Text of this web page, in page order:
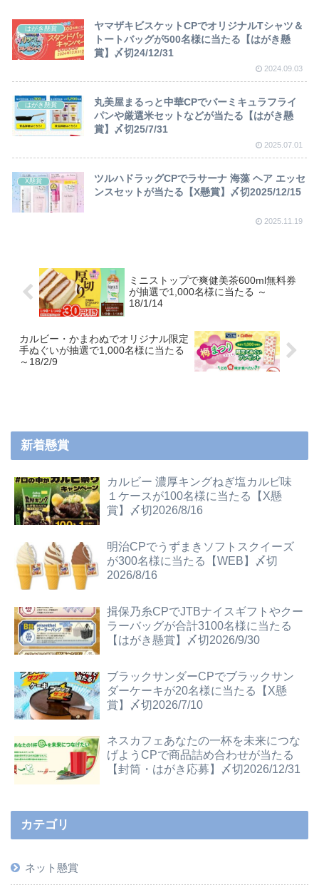
はがき懸賞
ヤマザキビスケットCPでオリジナルTシャツ＆
トートバッグが500名様に当たる【はがき懸
賞】〆切24/12/31
2024.09.03
はがき懸賞
丸美屋まるっと中華CPでバーミキュラフライ
パンや厳選米セットなどが当たる【はがき懸
賞】〆切25/7/31
2025.07.01
X懸賞
ツルハドラッグCPでラサーナ 海藻 ヘア エッセ
ンスセットが当たる【X懸賞】〆切2025/12/15
2025.11.19
ミニストップで爽健美茶600ml無料券
が抽選で1,000名様に当たる ～
18/1/14
カルビー・かまわぬでオリジナル限定
手ぬぐいが抽選で1,000名様に当たる
～18/2/9
新着懸賞
カルビー 濃厚キングねぎ塩カルビ味
１ケースが100名様に当たる【X懸
賞】〆切2026/8/16
明治CPでうずまきソフトスクイーズ
が300名様に当たる【WEB】〆切
2026/8/16
揖保乃糸CPでJTBナイスギフトやクー
ラーバッグが合計3100名様に当たる
【はがき懸賞】〆切2026/9/30
ブラックサンダーCPでブラックサン
ダーケーキが20名様に当たる【X懸
賞】〆切2026/7/10
ネスカフェあなたの一杯を未来につな
げようCPで商品詰め合わせが当たる
【封筒・はがき応募】〆切2026/12/31
カテゴリ
ネット懸賞